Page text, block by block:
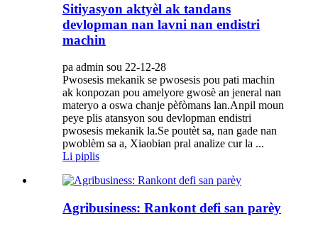
Sitiyasyon aktyèl ak tandans
devlopman nan lavni nan endistri
machin
pa admin sou 22-12-28
Pwosesis mekanik se pwosesis pou pati machin
ak konpozan pou amelyore gwosè an jeneral nan
materyo a oswa chanje pèfòmans lan.Anpil moun
peye plis atansyon sou devlopman endistri
pwosesis mekanik la.Se poutèt sa, nan gade nan
pwoblèm sa a, Xiaobian pral analize cur la ...
Li piplis
Agribusiness: Rankont defi san parèy